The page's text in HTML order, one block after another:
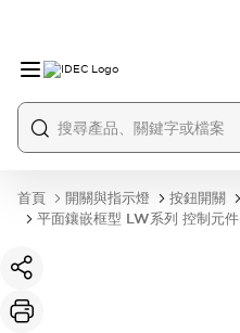
首頁 開關與指示燈 按鈕開關
平面鑲嵌框型 LW系列 控制元件